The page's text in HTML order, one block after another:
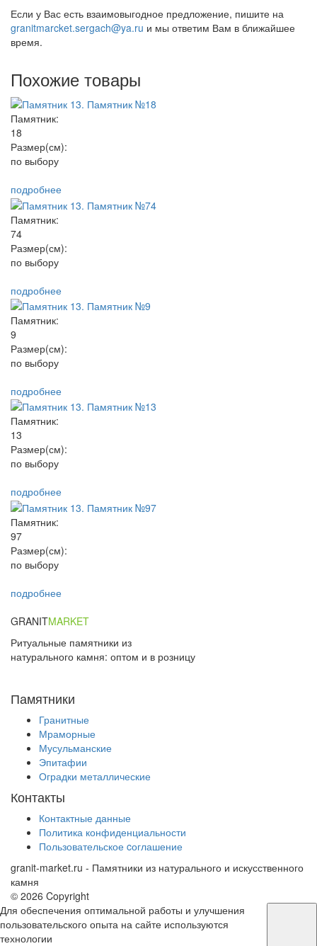
Если у Вас есть взаимовыгодное предложение, пишите на
granitmarcket.sergach@ya.ru и мы ответим Вам в ближайшее
время.
Похожие товары
Памятник:
18
Размер(см):
по выбору
подробнее
Памятник:
74
Размер(см):
по выбору
подробнее
Памятник:
9
Размер(см):
по выбору
подробнее
Памятник:
13
Размер(см):
по выбору
подробнее
Памятник:
97
Размер(см):
по выбору
подробнее
GRANITMARKET
Ритуальные памятники из
натурального камня: оптом и в розницу
Памятники
Гранитные
Мраморные
Мусульманские
Эпитафии
Оградки металлические
Контакты
Контактные данные
Политика конфиденциальности
Пользовательское cоглашение
granit-market.ru - Памятники из натурального и искусственного
камня
© 2026 Copyright
Для обеспечения оптимальной работы и улучшения
пользовательского опыта на сайте используются
технологии